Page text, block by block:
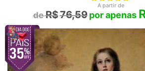
A partir de
R$76,59